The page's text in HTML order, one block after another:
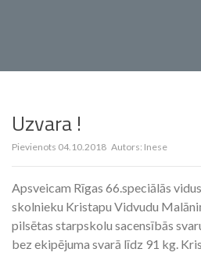
Uzvara !
Pievienots 04.10.2018 Autors: Inese
Apsveicam Rīgas 66.speciālās
skolnieku Kristapu Vidvudu
pilsētas starpskolu sacensībās
bez ekipējuma svarā līdz 91 kg.